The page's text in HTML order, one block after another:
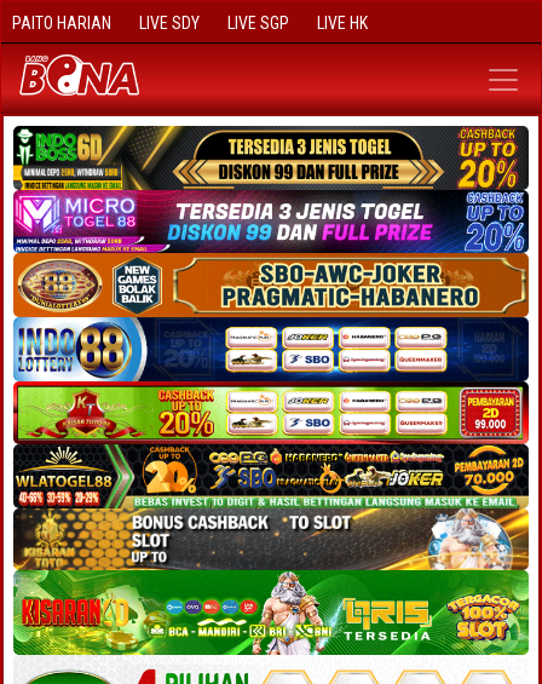
PAITO HARIAN LIVE SDY LIVE SGP LIVE HK